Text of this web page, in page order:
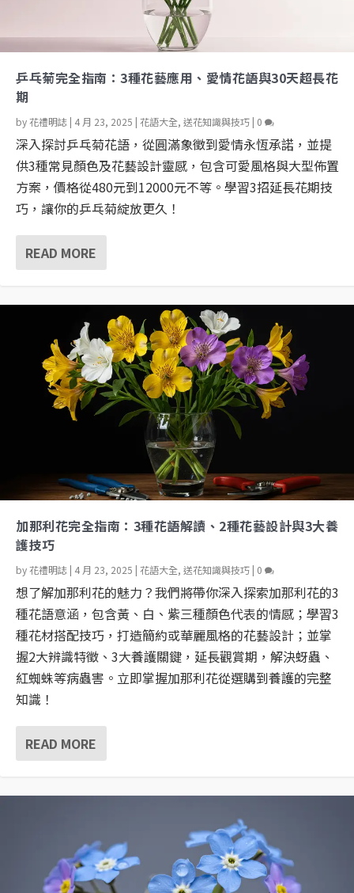
乒乓菊完全指南：3種花藝應用、愛情花語與30天超長花
期
by花禮明誌 | 4 月 23, 2025 | 花語大全, 送花知識與技巧 | 0
深入探討乒乓菊花語，從圓滿象徵到愛情永恆承諾，並提
供3種常見顏色及花藝設計靈感，包含可愛風格與大型佈置
方案，價格從480元到12000元不等。學習3招延長花期技
巧，讓你的乒乓菊綻放更久！
READ MORE
加那利花完全指南：3種花語解讀、2種花藝設計與3大養
護技巧
by花禮明誌 | 4 月 23, 2025 | 花語大全, 送花知識與技巧 | 0
想了解加那利花的魅力？我們將帶你深入探索加那利花的3
種花語意涵，包含黃、白、紫三種顏色代表的情感；學習3
種花材搭配技巧，打造簡約或華麗風格的花藝設計；並掌
握2大辨識特徵、3大養護關鍵，延長觀賞期，解決蚜蟲、
紅蜘蛛等病蟲害。立即掌握加那利花從選購到養護的完整
知識！
READ MORE